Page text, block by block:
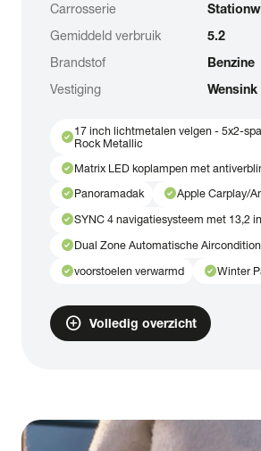
Carrosserie
Gemiddeld verbruik
5.2
Brandstof
Benzine
Vestiging
check_circle17 inch lichtmetalen velgen - 5x2-
Rock Metallic
check_circleMatrix LED koplampen met
check_circlePanoramadak check_circleApple Carplay/
check_circleSYNC 4 navigatiesysteem met 13,2
check_circleDual Zone Automatische
check_circlevoorstoelen verwarmd check_circleWinter
add_circle Volledig overzicht